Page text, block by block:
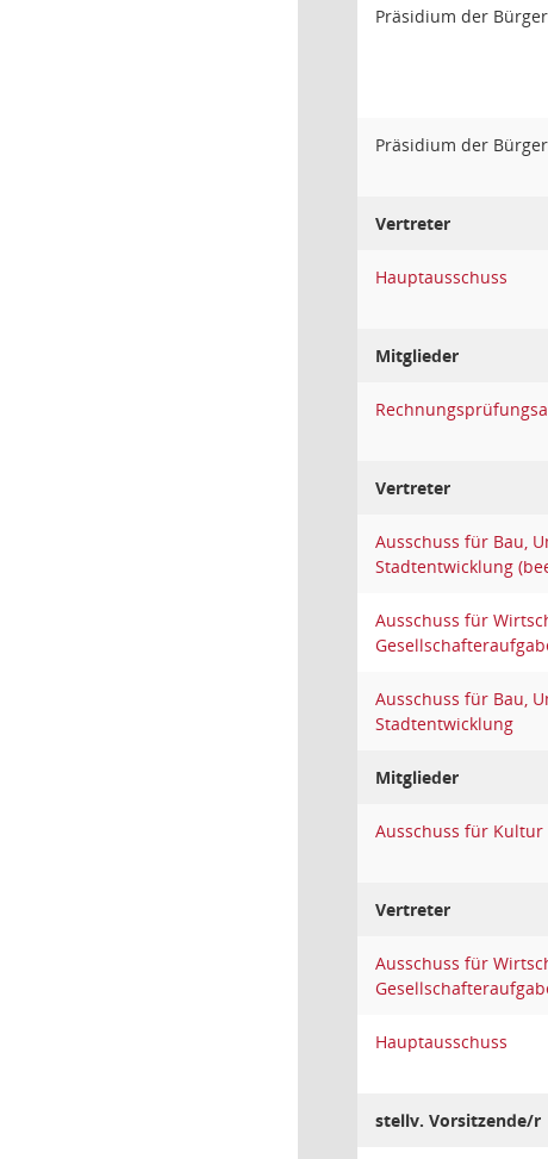
Präsidium der
Präsidium der
Vertreter
Hauptausschuss
Mitglieder
Vertreter
Ausschuss für Bau,
Stadtentwicklung
Ausschuss für
Ausschuss für Bau,
Stadtentwicklung
Mitglieder
Ausschuss für Kultur
Vertreter
Ausschuss für
Hauptausschuss
stellv. Vorsitzende/r